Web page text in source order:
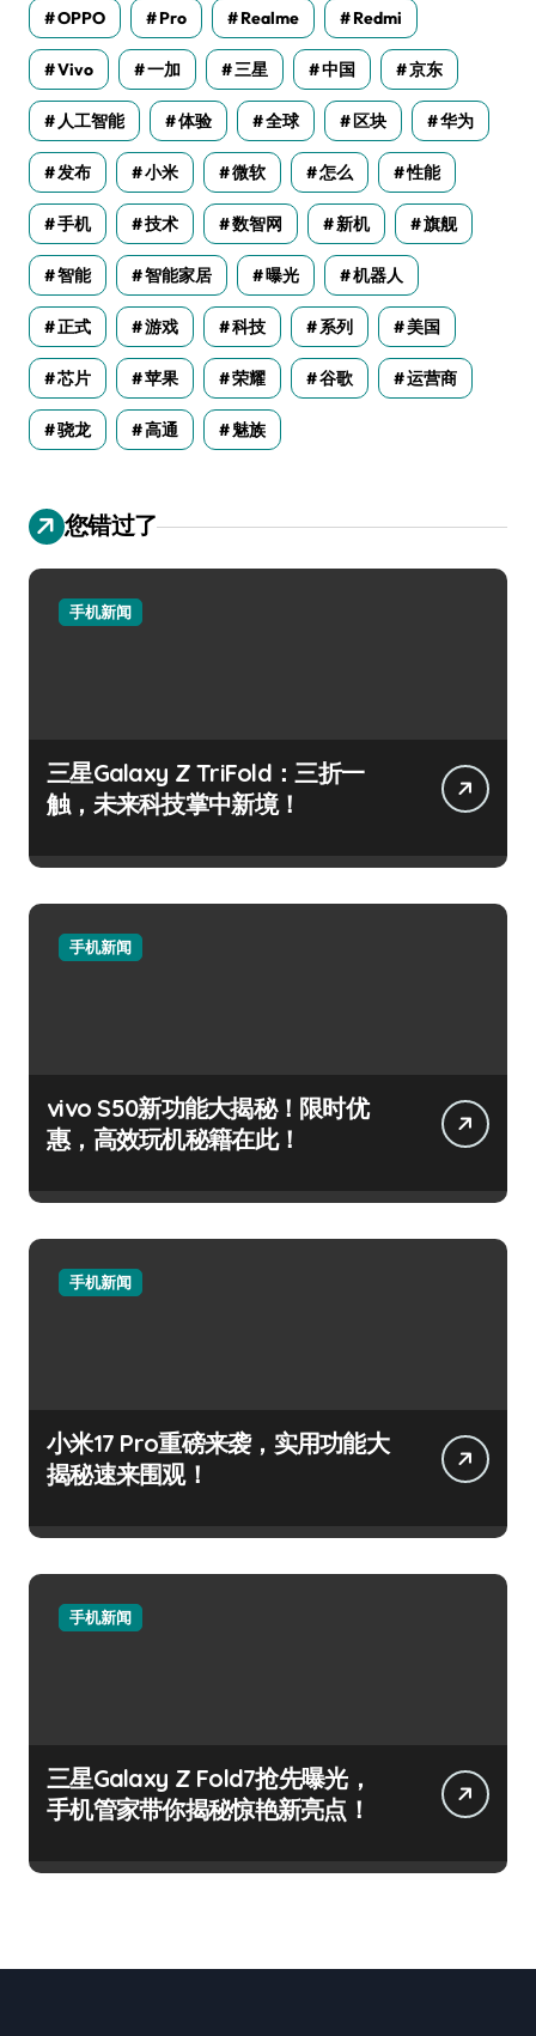
OPPO Pro Realme Redmi
Vivo 一加 三星 中国 京东
人工智能 体验 全球 区块 华为
发布 小米 微软 怎么 性能
手机 技术 数智网 新机 旗舰
智能 智能家居 曝光 机器人
正式 游戏 科技 系列 美国
芯片 苹果 荣耀 谷歌 运营商
骁龙 高通 魅族
您错过了
手机新闻
三星Galaxy Z TriFold：三折一
触，未来科技掌中新境！
手机新闻
vivo S50新功能大揭秘！限时优
惠，高效玩机秘籍在此！
手机新闻
小米17 Pro重磅来袭，实用功能大
揭秘速来围观！
手机新闻
三星Galaxy Z Fold7抢先曝光，
手机管家带你揭秘惊艳新亮点！